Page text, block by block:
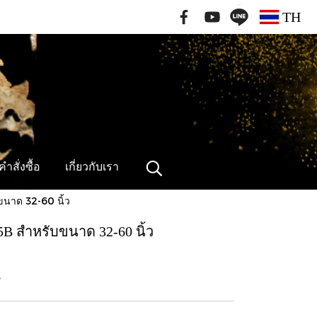
TH
ำสั่งซื้อ เกี่ยวกับเรา
นาด 32-60 นิ้ว
สำหรับขนาด 32-60 นิ้ว